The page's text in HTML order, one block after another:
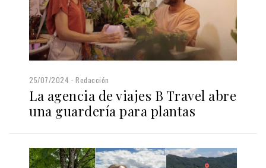
25/07/2024 Redacción
La agencia de viajes B Travel abre
una guardería para plantas